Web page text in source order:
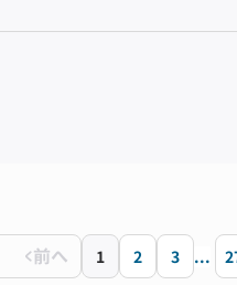
前へ
1 2 3 ...